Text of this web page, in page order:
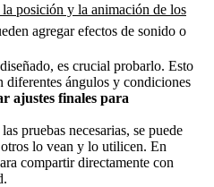
posición y la animación de los
agregar efectos de sonido o
es crucial probarlo. Esto
diferentes ángulos y condiciones
ajustes finales para
pruebas necesarias, se puede
lo vean y lo utilicen. En
compartir directamente con